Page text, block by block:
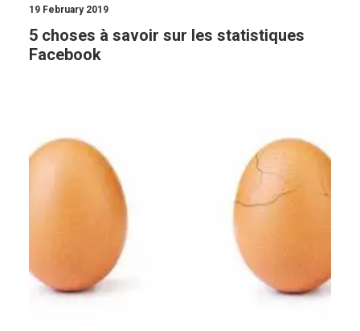
19 February 2019
5 choses à savoir sur les statistiques
Facebook